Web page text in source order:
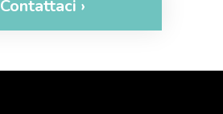
Contattaci ›